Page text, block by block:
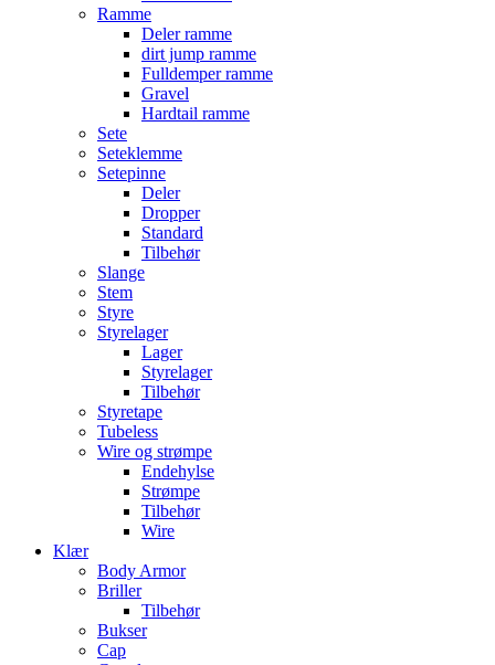
Ramme
Deler ramme
dirt jump ramme
Fulldemper ramme
Gravel
Hardtail ramme
Sete
Seteklemme
Setepinne
Deler
Dropper
Standard
Tilbehør
Slange
Stem
Styre
Styrelager
Lager
Styrelager
Tilbehør
Styretape
Tubeless
Wire og strømpe
Endehylse
Strømpe
Tilbehør
Wire
Klær
Body Armor
Briller
Tilbehør
Bukser
Cap